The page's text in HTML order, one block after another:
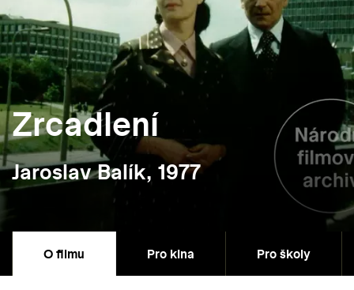
Zrcadlení
Jaroslav Balík, 1977
O filmu Pro kina Pro školy